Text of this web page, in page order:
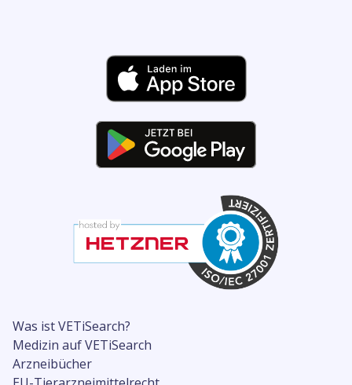
Was ist VETiSearch?
Medizin auf VETiSearch
Arzneibücher